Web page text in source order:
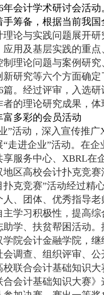
年会计学术研讨会活
筹备，根据当前我
论与实践问题展开
用及基层实践的重
理论问题与案例研
研究等六个方面确
篇。经过评审，入选研
的理论研究成果，体
多彩的会员活动
”活动，深入宣传推广
走进企业”活动。在
服务中心、 XBRL在
地区高校会计扑克竞
克竞赛”活动经过精
、团体、优秀指导
学习积极性，提高
助学、扶贫帮困活动
院会计金融学院，
调查、组织评审、
校联合会计基础知识
会计基础知识大赛